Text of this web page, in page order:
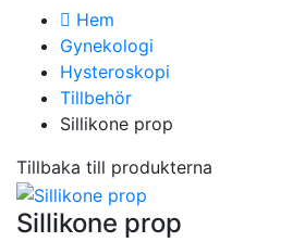
Hem
Gynekologi
Hysteroskopi
Tillbehör
Sillikone prop
Tillbaka till produkterna
Sillikone prop